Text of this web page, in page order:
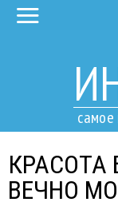
самое
КРАСОТА
ВЕЧНО